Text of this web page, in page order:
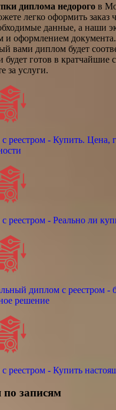
диплома недорого в
легко оформить заказ
данные, а наши
и оформлением
вами диплом будет
будет готов в кратчайшие
за услуги.
реестром - Купить. Цена,
реестром - Реально ли
диплом с реестром -
решение
реестром - Купить
записям